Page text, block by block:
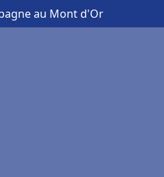
au Mont d'Or